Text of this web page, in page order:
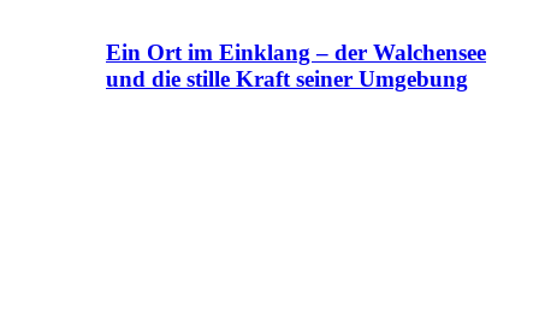
Ein Ort im Einklang – der Walchensee
und die stille Kraft seiner Umgebung